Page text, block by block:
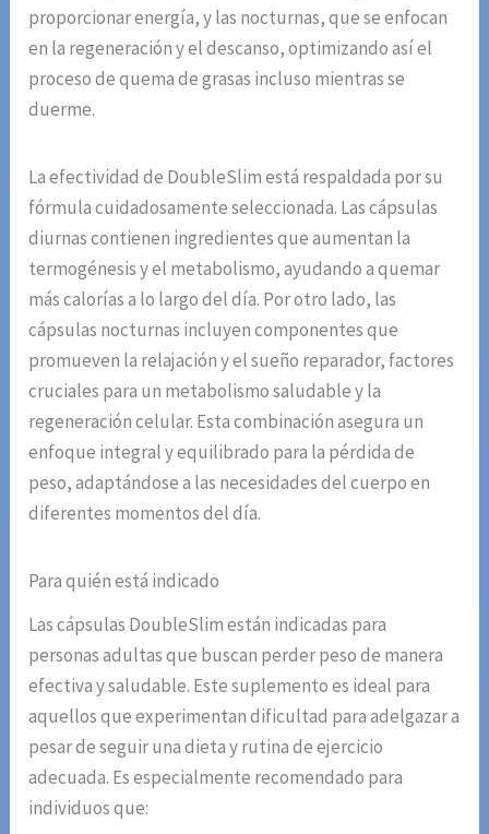
proporcionar energía, y las nocturnas, que se enfocan
en la regeneración y el descanso, optimizando así el
proceso de quema de grasas incluso mientras se
duerme.
La efectividad de DoubleSlim está respaldada por su
fórmula cuidadosamente seleccionada. Las cápsulas
diurnas contienen ingredientes que aumentan la
termogénesis y el metabolismo, ayudando a quemar
más calorías a lo largo del día. Por otro lado, las
cápsulas nocturnas incluyen componentes que
promueven la relajación y el sueño reparador, factores
cruciales para un metabolismo saludable y la
regeneración celular. Esta combinación asegura un
enfoque integral y equilibrado para la pérdida de
peso, adaptándose a las necesidades del cuerpo en
diferentes momentos del día.
Para quién está indicado
Las cápsulas DoubleSlim están indicadas para
personas adultas que buscan perder peso de manera
efectiva y saludable. Este suplemento es ideal para
aquellos que experimentan dificultad para adelgazar a
pesar de seguir una dieta y rutina de ejercicio
adecuada. Es especialmente recomendado para
individuos que: